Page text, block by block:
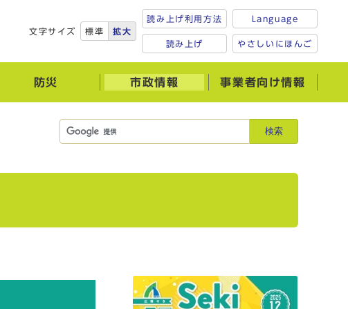
文字サイズ 標準 拡大
読み上げ利用方法
読み上げ
Language
やさしいにほんご
防災 市政情報 事業者向け情報
検索